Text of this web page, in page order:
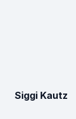
Siggi Kautz